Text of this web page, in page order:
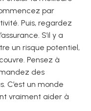
par
Puis, regardez
S’il y a
un risque potentiel,
Pensez à
des
C’est un monde
vraiment aider à